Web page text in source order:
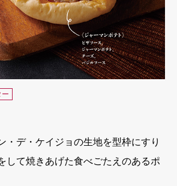
ー
・デ・ケイジョの生地を型枠にすり
して焼きあげた食べごたえのあるポ